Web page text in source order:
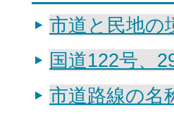
市道と民地の
国道122号、
市道路線の名